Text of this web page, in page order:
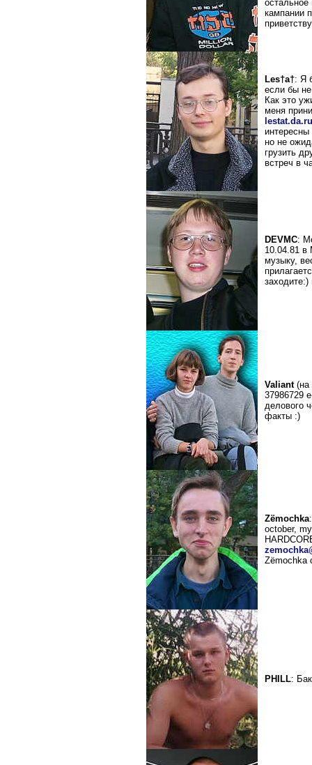
кампании
Les†a†: Я
если бы
Как это
меня
lestat.da.ru
но не
грузить
встреч в
DEVMC:
10.04.81
музыку,
Valiant(на
37986729
делового
факты :)
Zёmochka
october,
Zёmochka
PHILL: